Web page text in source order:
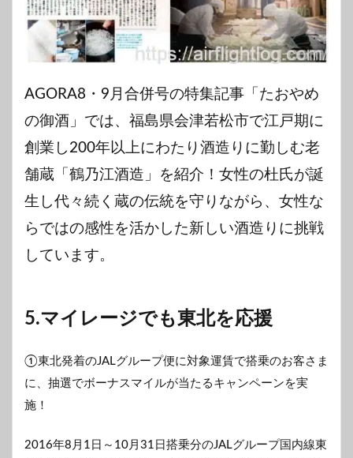
AGORA8・9月合併号の特集記事「たおやめ
の御酒」では、福島県会津若松市で江戸期に
創業し200年以上にわたり酒造りに勤しむ老
舗蔵「鶴乃江酒造」を紹介！女性の杜氏が誕
生し代々続く蔵の伝統を守りながら、女性な
らではの感性を活かした新しい酒造りに挑戦
しています。
5.マイレージでも東北を応援
①東北発着のJALグループ便に対象運賃で搭乗のお客さま
に、抽選でボーナスマイルが当たるキャンペーンを実
施！
2016年8月1日～10月31日搭乗分のJALグループ国内線東